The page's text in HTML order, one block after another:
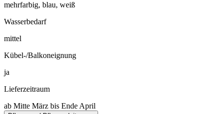
mehrfarbig, blau, weiß
Wasserbedarf
mittel
Kübel-/Balkoneignung
ja
Lieferzeitraum
ab Mitte März bis Ende April